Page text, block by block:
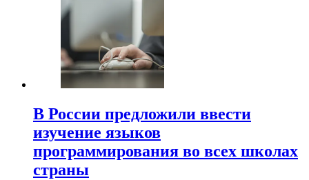
В России предложили ввести
изучение языков
программирования во всех школах
страны